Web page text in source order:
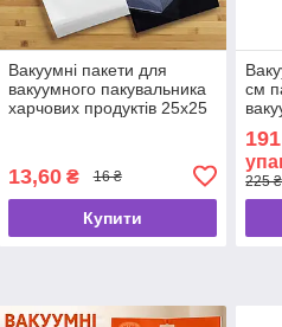
Вакуумні пакети для
вакуумного пакувальника
харчових продуктів 25х25
13,60₴ 16 ₴
Купити
см
225